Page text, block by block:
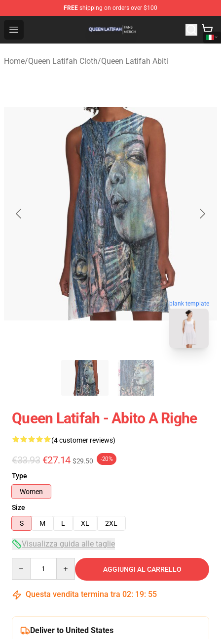
FREE shipping on orders over $100
Open menu
Queen Latifah Shop - Official Queen Latifah
Home/Queen Latifah Cloth/Queen Latifah Abiti
blank template
Queen Latifah - Abito A Righe
(4 customer reviews)
€33.93 €27.14 $29.50 -20%
Type
Women
Size
S
M L XL 2XL
Visualizza guida alle taglie
AGGIUNGI AL CARRELLO
Questa vendita termina tra 02: 19: 54
Deliver to United States